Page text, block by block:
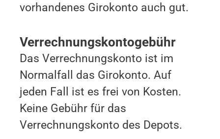
vorhandenes Girokonto auch gut.
Verrechnungskontogebühr
Das Verrechnungskonto ist im
Normalfall das Girokonto. Auf
jeden Fall ist es frei von Kosten.
Keine Gebühr für das
Verrechnungskonto des Depots.